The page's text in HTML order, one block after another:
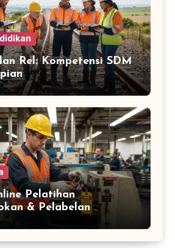
Rel: Kompetensi SDM
Pelatihan
& Pelabelan